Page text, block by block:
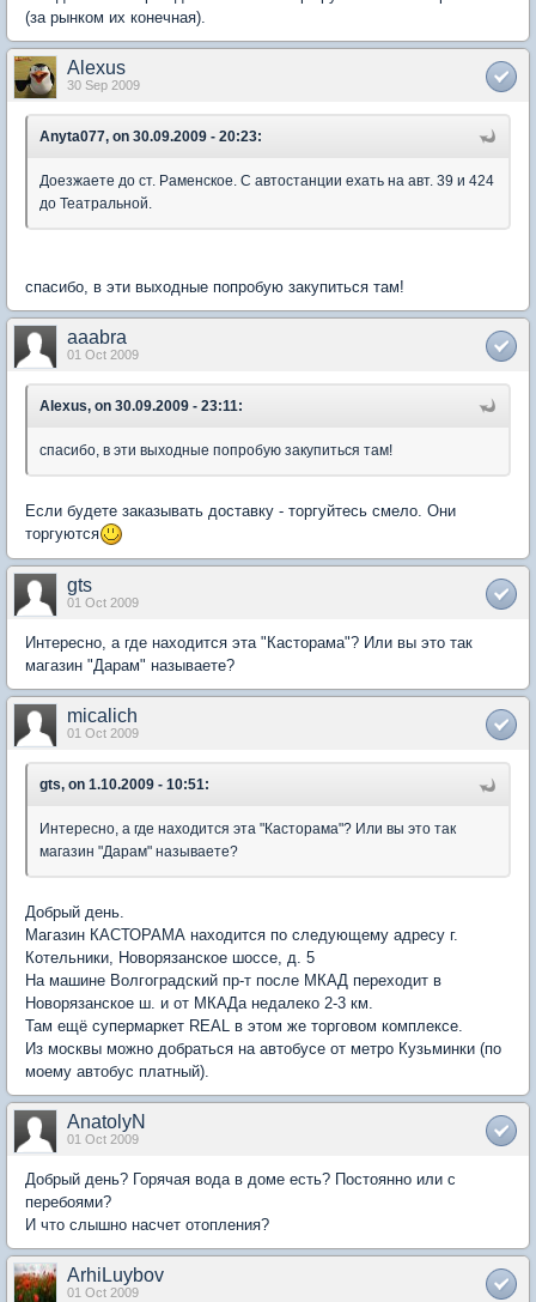
(за рынком их конечная).
Alexus
30 Sep 2009
Anyta077, on 30.09.2009 - 20:23:
Доезжаете до ст. Раменское. С автостанции ехать на авт. 39 и 424
до Театральной.
спасибо, в эти выходные попробую закупиться там!
aaabra
01 Oct 2009
Alexus, on 30.09.2009 - 23:11:
спасибо, в эти выходные попробую закупиться там!
Если будете заказывать доставку - торгуйтесь смело. Они
торгуются
gts
01 Oct 2009
Интересно, а где находится эта "Касторама"? Или вы это так
магазин "Дарам" называете?
micalich
01 Oct 2009
gts, on 1.10.2009 - 10:51:
Интересно, а где находится эта "Касторама"? Или вы это так
магазин "Дарам" называете?
Добрый день.
Магазин КАСТОРАМА находится по следующему адресу г.
Котельники, Новорязанское шоссе, д. 5
На машине Волгоградский пр-т после МКАД переходит в
Новорязанское ш. и от МКАДа недалеко 2-3 км.
Там ещё супермаркет REAL в этом же торговом комплексе.
Из москвы можно добраться на автобусе от метро Кузьминки (по
моему автобус платный).
AnatolyN
01 Oct 2009
Добрый день? Горячая вода в доме есть? Постоянно или с
перебоями?
И что слышно насчет отопления?
ArhiLuybov
01 Oct 2009